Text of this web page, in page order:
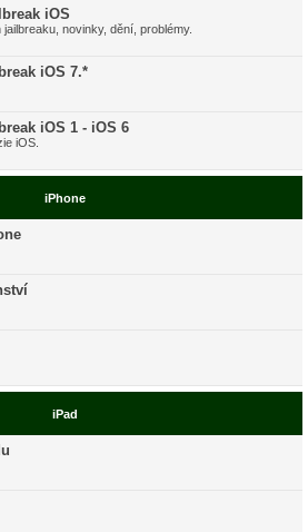
iOS
novinky, dění, problémy.
iOS 7.*
iOS 1 - iOS 6
iOS.
iPhone
iPad